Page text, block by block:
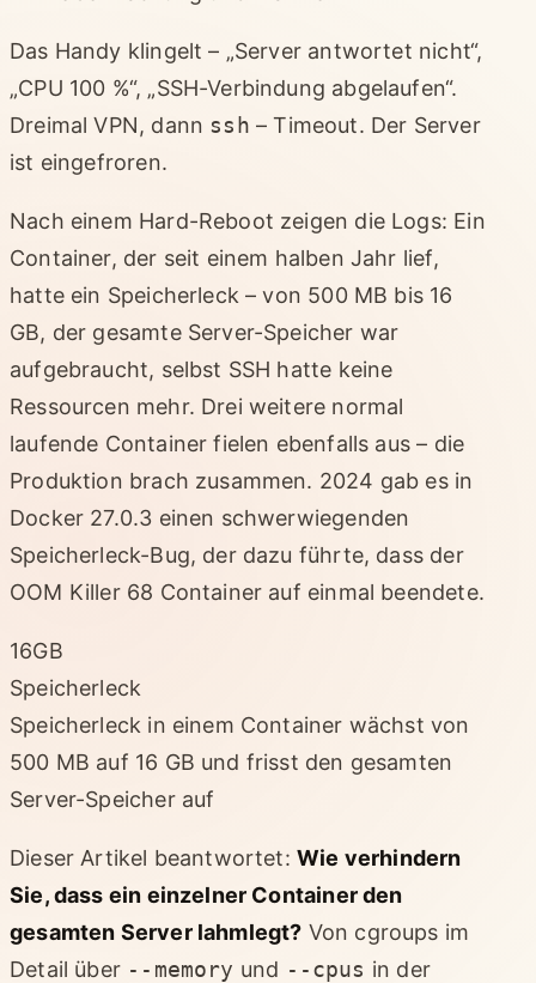
Das Handy klingelt – „Server antwortet nicht“,
„CPU 100 %“, „SSH-Verbindung abgelaufen“.
Dreimal VPN, dann ssh – Timeout. Der Server
ist eingefroren.
Nach einem Hard-Reboot zeigen die Logs: Ein
Container, der seit einem halben Jahr lief,
hatte ein Speicherleck – von 500 MB bis 16
GB, der gesamte Server-Speicher war
aufgebraucht, selbst SSH hatte keine
Ressourcen mehr. Drei weitere normal
laufende Container fielen ebenfalls aus – die
Produktion brach zusammen. 2024 gab es in
Docker 27.0.3 einen schwerwiegenden
Speicherleck-Bug, der dazu führte, dass der
OOM Killer 68 Container auf einmal beendete.
16GB
Speicherleck
Speicherleck in einem Container wächst von
500 MB auf 16 GB und frisst den gesamten
Server-Speicher auf
Dieser Artikel beantwortet:Wie verhindern
Sie, dass ein einzelner Container den
gesamten Server lahmlegt? Von cgroups im
Detail über --memory und --cpus in der